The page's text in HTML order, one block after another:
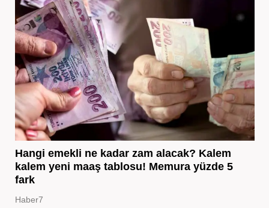
Hangi emekli ne kadar zam alacak? Kalem
kalem yeni maaş tablosu! Memura yüzde 5
fark
Haber7